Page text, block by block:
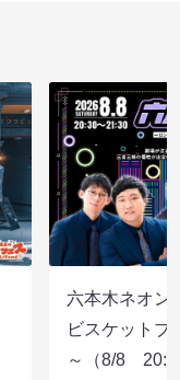
六本木ネオン
ビスケットブ
～（8/8